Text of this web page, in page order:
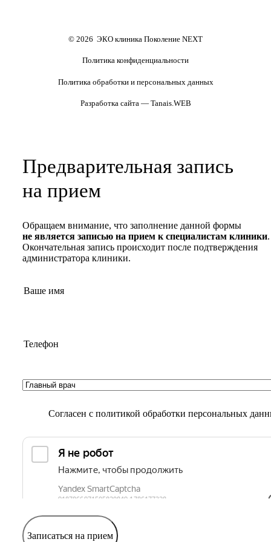
© 2026 ЭКО клиника Поколение NEXT
Политика конфиденциальности
Политика обработки и персональных данных
Разработка сайта — Tanais.WEB
Предварительная запись
на прием
Обращаем внимание, что заполнение данной формы
не является записью на прием к специалистам клиники.
Окончательная запись происходит после подтверждения
администратора клиники.
Согласен с политикой обработки персональных
Записаться на прием